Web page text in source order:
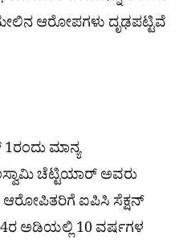
ಆರೋಪಗಳು ದೃಢಪಟ್ಟಿವೆ
ಮಾನ್ಯ
ಚೆಟ್ಟಿಯಾರ್ ಅವರು
ಆರೋಪಿತರಿಗೆ ಐಪಿಸಿ ಸೆಕ್ಷನ್
ಅಡಿಯಲ್ಲಿ 10 ವರ್ಷಗಳ